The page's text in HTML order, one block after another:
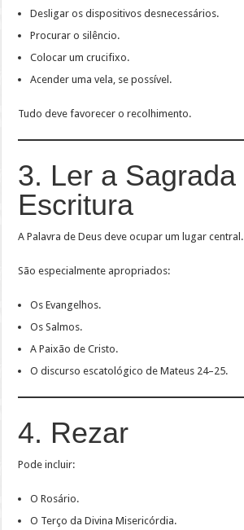
Desligar os dispositivos desnecessários.
Procurar o silêncio.
Colocar um crucifixo.
Acender uma vela, se possível.
Tudo deve favorecer o recolhimento.
3. Ler a Sagrada
Escritura
A Palavra de Deus deve ocupar um lugar central.
São especialmente apropriados:
Os Evangelhos.
Os Salmos.
A Paixão de Cristo.
O discurso escatológico de Mateus 24–25.
4. Rezar
Pode incluir:
O Rosário.
O Terço da Divina Misericórdia.